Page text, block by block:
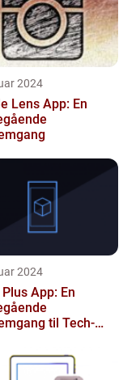
2024
Lens App: En
2024
Plus App: En
til Tech-